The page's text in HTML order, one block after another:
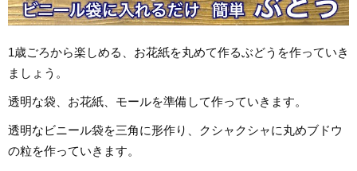
1歳ごろから楽しめる、お花紙を丸めて作るぶどうを作っていき
ましょう。
透明な袋、お花紙、モールを準備して作っていきます。
透明なビニール袋を三角に形作り、クシャクシャに丸めブドウ
の粒を作っていきます。